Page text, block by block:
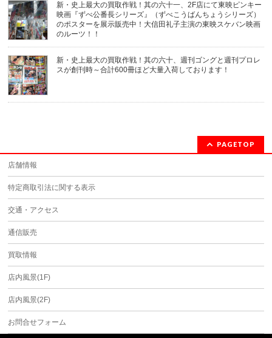
新・史上最大の買取作戦！其の六十一、2F店にて東映ピンキー
映画『ずべ公番長シリーズ』（ずべこうばんちょうシリーズ）
のポスターを展示販売中！大信田礼子主演の東映スケバン映画
のルーツ！！
新・史上最大の買取作戦！其の六十、週刊ゴングと週刊プロレ
スが創刊時～合計600冊ほど大量入荷しております！
PAGETOP
店舗情報
特定商取引法に関する表示
交通・アクセス
通信販売
買取情報
店内風景(1F)
店内風景(2F)
お問合せフォーム